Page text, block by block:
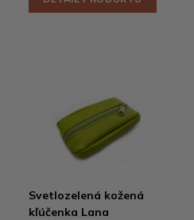
Svetlozelená kožená
kľúčenka Lana